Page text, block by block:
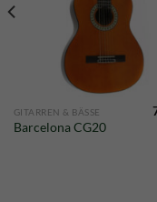
GITARREN & BÄSSE
Barcelona CG20